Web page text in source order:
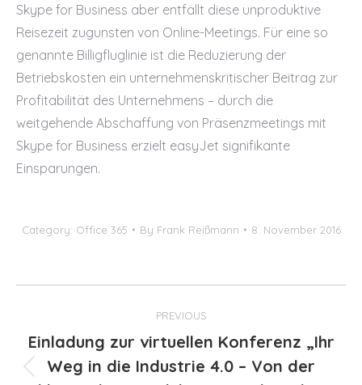
Skype for Business aber entfällt diese unproduktive
Reisezeit zugunsten von Online-Meetings. Für eine so
genannte Billigfluglinie ist die Reduzierung der
Betriebskosten ein unternehmenskritischer Beitrag zur
Profitabilität des Unternehmens – durch die
weitgehende Abschaffung von Präsenzmeetings mit
Skype for Business erzielt easyJet signifikante
Einsparungen.
Category: Office 365 By Frank Reißmann 8. November 2016
navigation
PREVIOUS
Previous
Einladung zur virtuellen Konferenz „Ihr
Weg in die Industrie 4.0 – Von der